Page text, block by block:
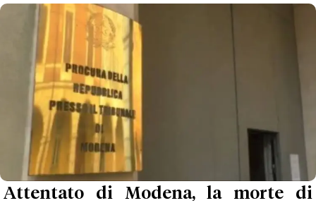
Attentato di Modena, la morte di